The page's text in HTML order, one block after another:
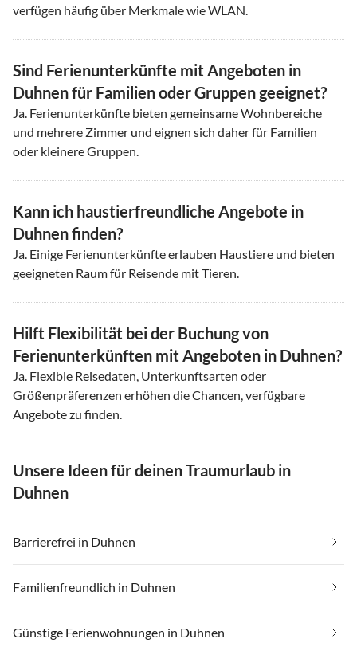
verfügen häufig über Merkmale wie WLAN.
Sind Ferienunterkünfte mit Angeboten in
Duhnen für Familien oder Gruppen geeignet?
Ja. Ferienunterkünfte bieten gemeinsame Wohnbereiche
und mehrere Zimmer und eignen sich daher für Familien
oder kleinere Gruppen.
Kann ich haustierfreundliche Angebote in
Duhnen finden?
Ja. Einige Ferienunterkünfte erlauben Haustiere und bieten
geeigneten Raum für Reisende mit Tieren.
Hilft Flexibilität bei der Buchung von
Ferienunterkünften mit Angeboten in Duhnen?
Ja. Flexible Reisedaten, Unterkunftsarten oder
Größenpräferenzen erhöhen die Chancen, verfügbare
Angebote zu finden.
Unsere Ideen für deinen Traumurlaub in
Duhnen
Barrierefrei in Duhnen
Familienfreundlich in Duhnen
Günstige Ferienwohnungen in Duhnen